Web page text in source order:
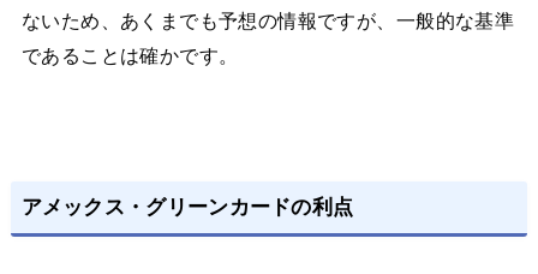
ないため、あくまでも予想の情報ですが、一般的な基準
であることは確かです。
アメックス・グリーンカードの利点